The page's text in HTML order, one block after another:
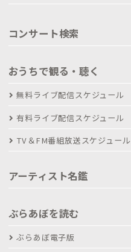
コンサート検索
おうちで観る・聴く
無料ライブ配信スケジュール
有料ライブ配信スケジュール
TV＆FM番組放送スケジュール
アーティスト名鑑
ぶらあぼを読む
ぶらあぼ電子版